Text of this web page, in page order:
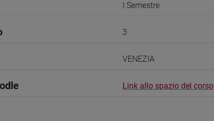
I Semestre
3
VENEZIA
Link allo spazio del corso